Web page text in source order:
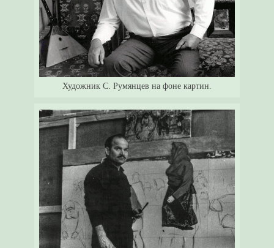
Художник С. Румянцев на фоне картин.